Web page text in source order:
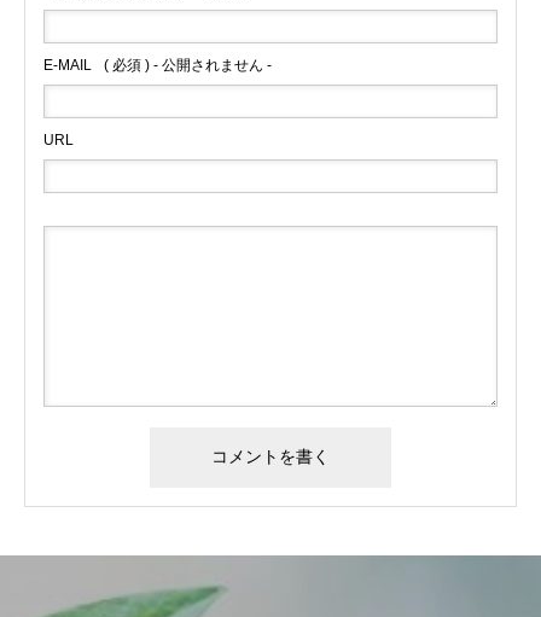
E-MAIL ( 必須 ) - 公開されません -
URL